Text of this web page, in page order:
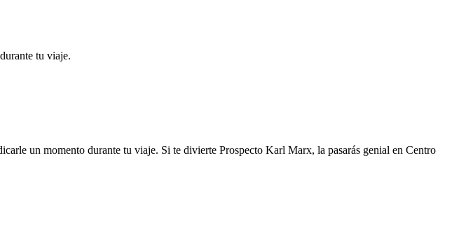
tu viaje.
un momento durante tu viaje. Si te divierte Prospecto Karl Marx, la pasarás genial en Centro